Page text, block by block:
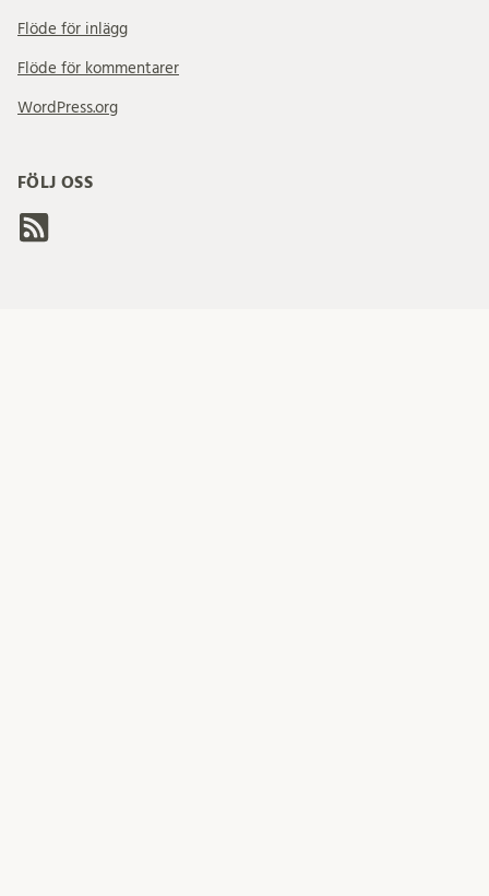
Flöde för inlägg
Flöde för kommentarer
WordPress.org
FÖLJ OSS